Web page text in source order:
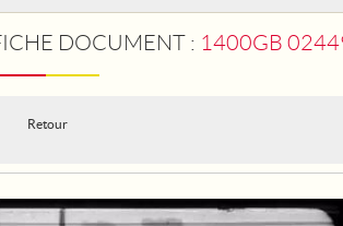
DOCUMENT : 1400GB
Retour